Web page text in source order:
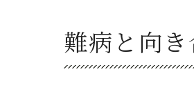
難病と向